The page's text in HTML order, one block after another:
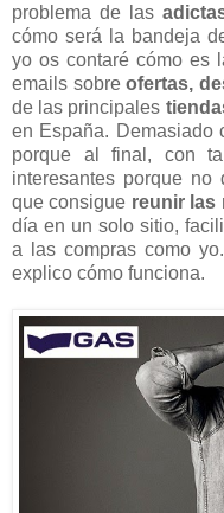
problema de las
cómo será la bandeja
yo os contaré cómo es
emails sobreofertas,
de las principales
en España. Demasiado
porque al final, con
interesantes porque
que consigue reunir las
día en un solo sitio,
a las compras como
explico cómo funciona.